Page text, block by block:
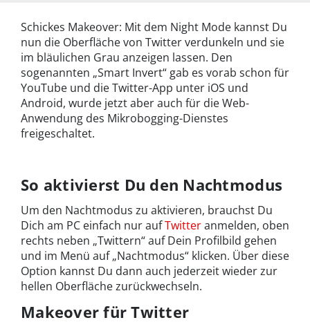
Schickes Makeover: Mit dem Night Mode kannst Du
nun die Oberfläche von Twitter verdunkeln und sie
im bläulichen Grau anzeigen lassen. Den
sogenannten „Smart Invert“ gab es vorab schon für
YouTube und die Twitter-App unter iOS und
Android, wurde jetzt aber auch für die Web-
Anwendung des Mikrobogging-Dienstes
freigeschaltet.
So aktivierst Du den Nachtmodus
Um den Nachtmodus zu aktivieren, brauchst Du
Dich am PC einfach nur aufTwitteranmelden, oben
rechts neben „Twittern“ auf Dein Profilbild gehen
und im Menü auf „Nachtmodus“ klicken. Über diese
Option kannst Du dann auch jederzeit wieder zur
hellen Oberfläche zurückwechseln.
Makeover für Twitter